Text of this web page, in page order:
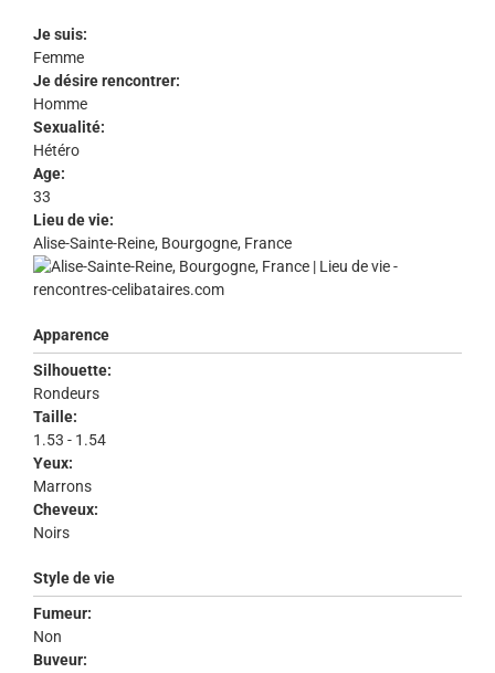
Je suis:
Femme
Je désire rencontrer:
Homme
Sexualité:
Hétéro
Age:
33
Lieu de vie:
Alise-Sainte-Reine, Bourgogne, France
Apparence
Silhouette:
Rondeurs
Taille:
1.53 - 1.54
Yeux:
Marrons
Cheveux:
Noirs
Style de vie
Fumeur:
Non
Buveur: